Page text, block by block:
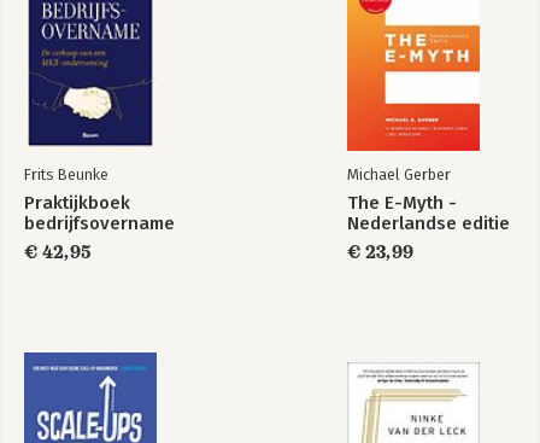
32 You’re not behind in life 191
33 Sharing experience 195
Epiloog 201
Motivation Playlist 206
Leeslijst 208
Frits Beunke
Praktijkboek
bedrijfsovername
€ 42,95
Michael Gerber
The E-Myth -
Nederlandse editie
€ 23,99